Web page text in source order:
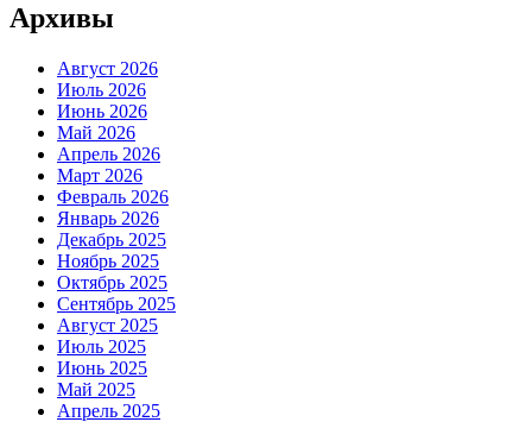
Архивы
Август 2026
Июль 2026
Июнь 2026
Май 2026
Апрель 2026
Март 2026
Февраль 2026
Январь 2026
Декабрь 2025
Ноябрь 2025
Октябрь 2025
Сентябрь 2025
Август 2025
Июль 2025
Июнь 2025
Май 2025
Апрель 2025